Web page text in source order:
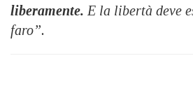
liberamente. E la libertà deve
faro”.